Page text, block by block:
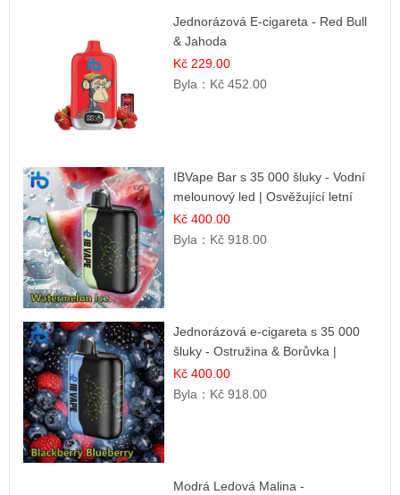
Jednorázová E-cigareta - Red Bull
& Jahoda
Kč 229.00
Byla： Kč 452.00
IBVape Bar s 35 000 šluky - Vodní
melounový led | Osvěžující letní
příchuť
Kč 400.00
Byla： Kč 918.00
Jednorázová e-cigareta s 35 000
šluky - Ostružina & Borůvka |
Intenzivní lesní směs
Kč 400.00
Byla： Kč 918.00
Modrá Ledová Malina -